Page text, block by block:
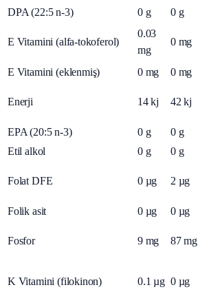
DPA (22:5 n-3)
0 g 0 g
E Vitamini (alfa-tokoferol)
0.03
mg
0 mg
E Vitamini (eklenmiş) 0 mg 0 mg
Enerji 14 kj 42 kj
EPA (20:5 n-3) 0 g 0 g
Etil alkol
0 g 0 g
Folat DFE 0 µg 2 µg
Folik asit 0 µg 0 µg
Fosfor 9 mg 87 mg
K Vitamini (filokinon) 0.1 µg 0 µg